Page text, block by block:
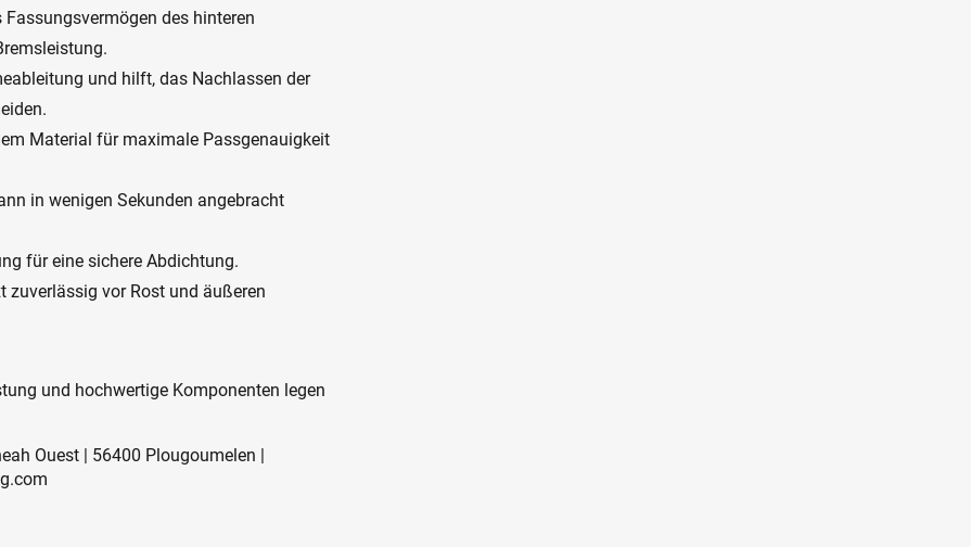
Fassungsvermögen des hinteren
und hilft, das Nachlassen der
Material für maximale Passgenauigkeit
in wenigen Sekunden angebracht
für eine sichere Abdichtung.
zuverlässig vor Rost und äußeren
und hochwertige Komponenten legen
Ouest | 56400 Plougoumelen |